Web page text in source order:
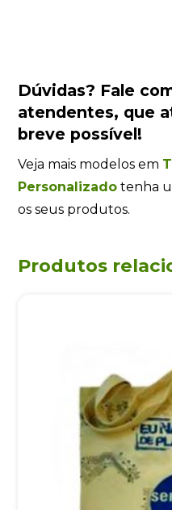
Dúvidas? Fale
atendentes, que
breve possível!
Veja mais modelos em
Personalizado tenha
os seus produtos.
Produtos